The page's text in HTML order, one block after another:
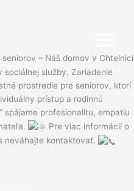
– Náš domov v Chtelnici
sociálnej služby. Zariadenie
prostredie pre seniorov, ktorí
prístup a rodinnú
spájame profesionalitu, empatiu
Pre viac informácií o
neváhajte kontaktovať.